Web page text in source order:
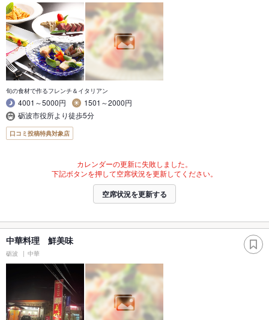
旬の食材で作るフレンチ＆イタリアン
4001～5000円
1501～2000円
砺波市役所より徒歩5分
口コミ投稿特典対象店
カレンダーの更新に失敗しました。
下記ボタンを押して空席状況を更新してください。
空席状況を更新する
中華料理 鮮美味
砺波 中華